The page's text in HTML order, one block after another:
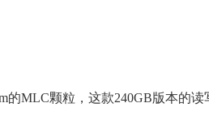
的MLC颗粒，这款240GB版本的读